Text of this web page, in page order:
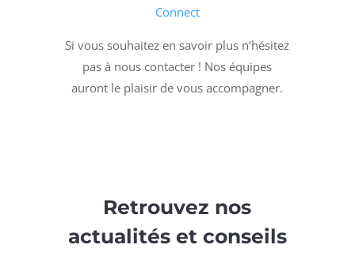
Connect
Si vous souhaitez en savoir plus n’hésitez
pas à nous contacter ! Nos équipes
auront le plaisir de vous accompagner.
Retrouvez nos
actualités et conseils